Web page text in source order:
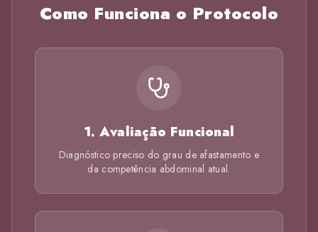
Como Funciona o Protocolo
1. Avaliação Funcional
Diagnóstico preciso do grau de afastamento e
da competência abdominal atual.